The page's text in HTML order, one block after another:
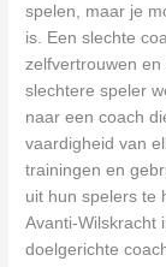
spelen, maar je
is. Een slechte
zelfvertrouwen
slechtere speler
naar een coach
vaardigheid van
trainingen en
uit hun spelers te
Avanti-Wilskracht
doelgerichte